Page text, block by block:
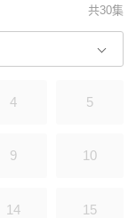
伤，见证心灵的成共30集
4 5
9 10
14 15